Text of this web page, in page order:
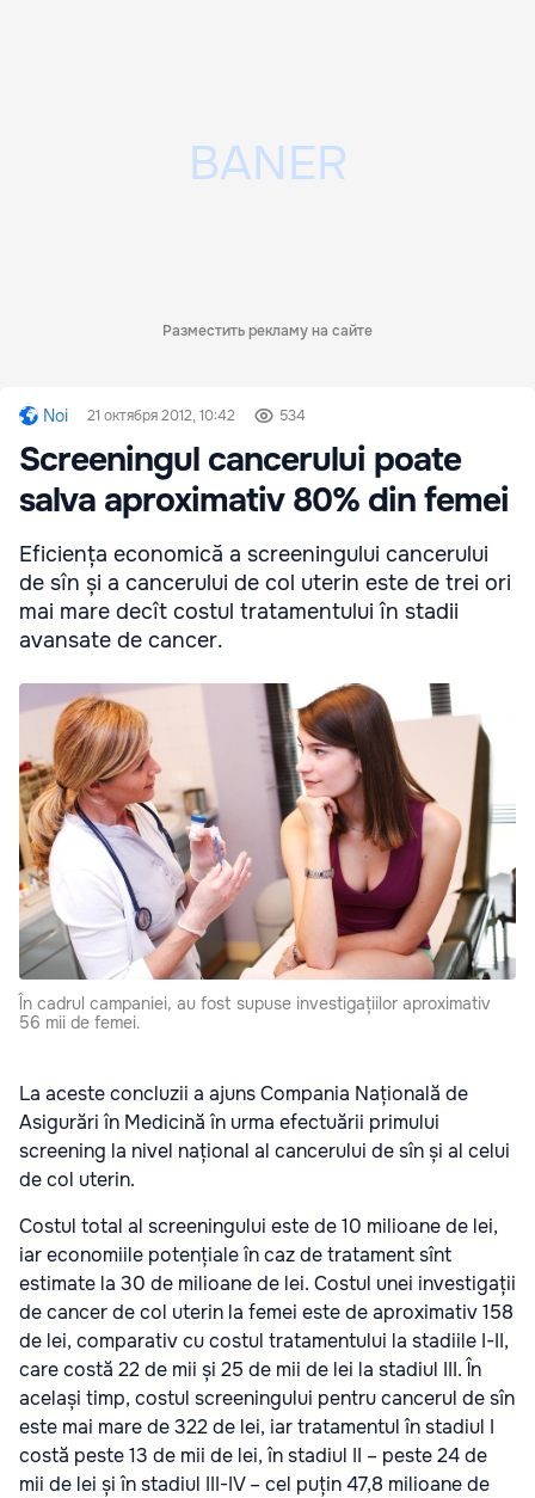
Разместить рекламу на сайте
Noi 21 октября 2012, 10:42 534
Screeningul cancerului poate
salva aproximativ 80% din femei
Eficiența economică a screeningului cancerului
de sîn și a cancerului de col uterin este de trei ori
mai mare decît costul tratamentului în stadii
avansate de cancer.
În cadrul campaniei, au fost supuse investigațiilor aproximativ
56 mii de femei.
La aceste concluzii a ajuns Compania Națională de
Asigurări în Medicină în urma efectuării primului
screening la nivel național al cancerului de sîn și al celui
de col uterin.
Costul total al screeningului este de 10 milioane de lei,
iar economiile potențiale în caz de tratament sînt
estimate la 30 de milioane de lei. Costul unei investigații
de cancer de col uterin la femei este de aproximativ 158
de lei, comparativ cu costul tratamentului la stadiile I-II,
care costă 22 de mii și 25 de mii de lei la stadiul III. În
același timp, costul screeningului pentru cancerul de sîn
este mai mare de 322 de lei, iar tratamentul în stadiul I
costă peste 13 de mii de lei, în stadiul II – peste 24 de
mii de lei și în stadiul III-IV – cel puțin 47,8 milioane de